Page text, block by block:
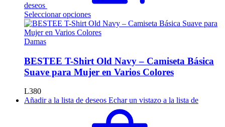
deseos
Seleccionar opcionesEste
producto
tiene
Las
opciones
se
en
página
Damas
BESTEE T-Shirt Old Navy – Camiseta Básica
Suave para Mujer en Varios Colores
L380
Añadir a la lista de deseos Echar un vistazo a la lista de